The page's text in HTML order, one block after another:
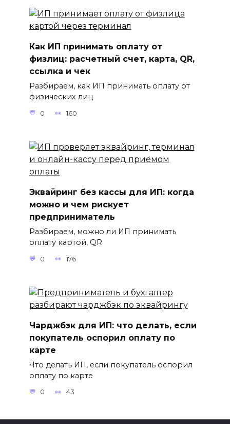
Как ИП принимать оплату от
физлиц: расчетный счет, карта, QR,
ссылка и чек
Разбираем, как ИП принимать оплату от
физических лиц
0 160
Эквайринг без кассы для ИП: когда
можно и чем рискует
предприниматель
Разбираем, можно ли ИП принимать
оплату картой, QR
0 176
Чарджбэк для ИП: что делать, если
покупатель оспорил оплату по
карте
Что делать ИП, если покупатель оспорил
оплату по карте
0 43